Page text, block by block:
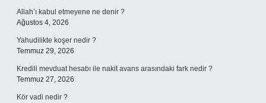
Allah’ı kabul etmeyene ne denir ?
Ağustos 4, 2026
Yahudilikte koşer nedir ?
Temmuz 29, 2026
Kredili mevduat hesabı ile nakit avans arasındaki fark nedir ?
Temmuz 27, 2026
Kör vadi nedir ?